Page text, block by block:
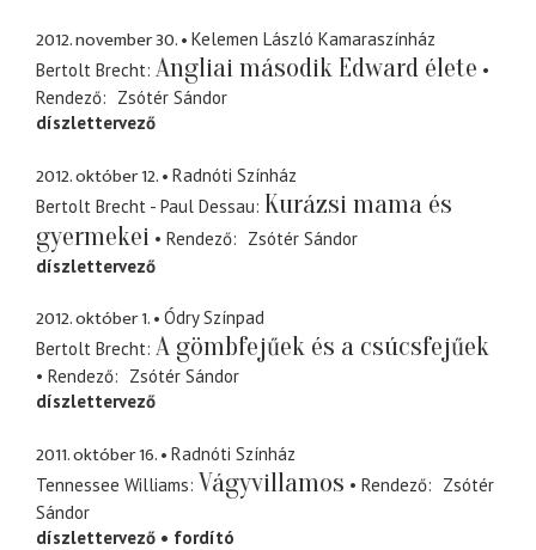
2012. november 30.
Kelemen László Kamaraszínház
Bertolt Brecht Angliai második Edward élete
Rendező
Zsótér Sándor
díszlettervező
2012. október 12.
Radnóti Színház
Bertolt Brecht - Paul Dessau Kurázsi mama és
gyermekei
Rendező
Zsótér Sándor
díszlettervező
2012. október 1.
Ódry Színpad
Bertolt Brecht A gömbfejűek és a csúcsfejűek
Rendező
Zsótér Sándor
díszlettervező
2011. október 16.
Radnóti Színház
Tennessee Williams Vágyvillamos Rendező
Zsótér
Sándor
díszlettervező
fordító